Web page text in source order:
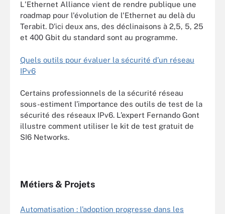
L'Ethernet Alliance vient de rendre publique une
roadmap pour l'évolution de l'Ethernet au delà du
Terabit. D'ici deux ans, des déclinaisons à 2,5, 5, 25
et 400 Gbit du standard sont au programme.
Quels outils pour évaluer la sécurité d’un réseau
IPv6
Certains professionnels de la sécurité réseau
sous-estiment l’importance des outils de test de la
sécurité des réseaux IPv6. L’expert Fernando Gont
illustre comment utiliser le kit de test gratuit de
SI6 Networks.
Métiers & Projets
Automatisation : l’adoption progresse dans les